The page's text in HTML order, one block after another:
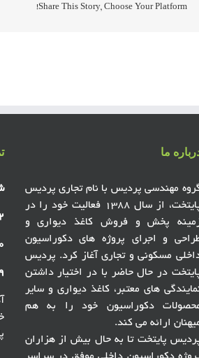
MoonlightShare This Story, Choose Your Platform!
ما
مهندسی پردیس با نام تجاری پردیس
پایتخت، از سال ۱۳۸۸ فعالیت خود را در
پخش و فروش کاغذ دیواری و
و اجرای پروژه های دکوراسیون
مسکونی و تجاری آغاز کرد. پردیس
در حال حاضر با در اختیار داشتن
های معتبر، کاغذ دیواری و سایر
دکوراسیون خود را به هم
ارائه می کند.
پایتخت تا به حال بیش از هزاران